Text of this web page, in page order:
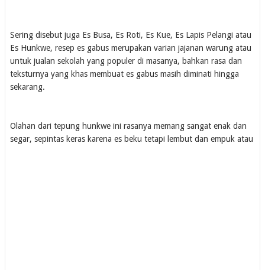
Sering disebut juga Es Busa, Es Roti, Es Kue, Es Lapis Pelangi atau
Es Hunkwe, resep es gabus merupakan varian jajanan warung atau
untuk jualan sekolah yang populer di masanya, bahkan rasa dan
teksturnya yang khas membuat es gabus masih diminati hingga
sekarang.
Olahan dari tepung hunkwe ini rasanya memang sangat enak dan
segar, sepintas keras karena es beku tetapi lembut dan empuk atau